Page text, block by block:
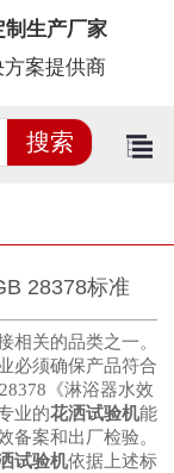
制生产厂家
案提供商
28378标准
相关的品类之一。
必须确保产品符合
《淋浴器水效
业的花洒试验机能
备案和出厂检验。
试验机依据上述标